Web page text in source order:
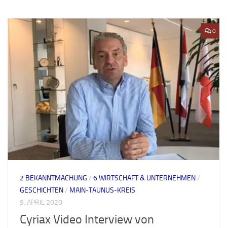
0
2 BEKANNTMACHUNG / 6 WIRTSCHAFT & UNTERNEHMEN/
GESCHICHTEN/ MAIN-TAUNUS-KREIS
9. APRIL 2020
Cyriax Video Interview von